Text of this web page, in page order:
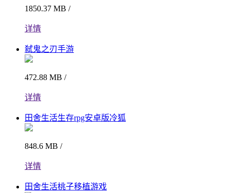
1850.37 MB /
详情
弑鬼之刃手游
472.88 MB /
详情
田舍生活生存rpg安卓版冷狐
848.6 MB /
详情
田舍生活桃子移植游戏